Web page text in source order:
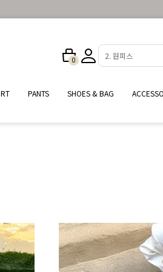
0 3. 반바지
PANTS SHOES & BAG
여름철 필수 데일